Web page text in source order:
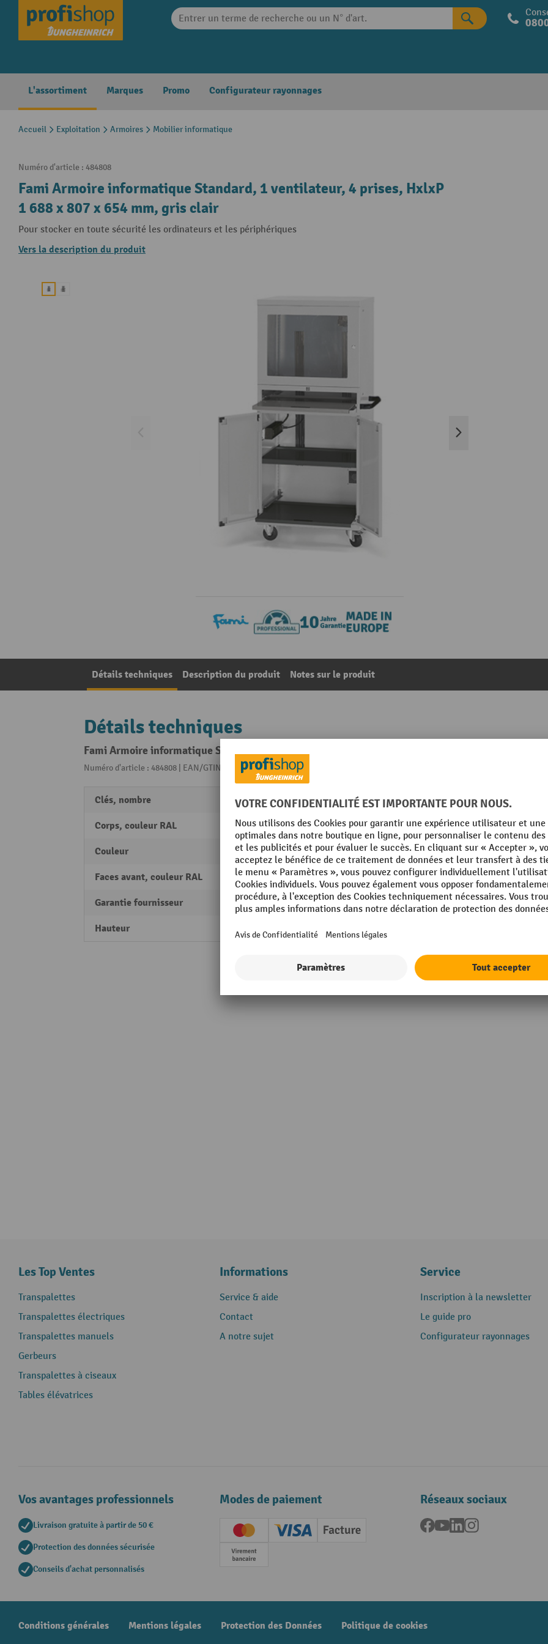
Skip to main navigation
L'assortiment Marques Promo Configurateur rayonnages
Accueil Exploitation Armoires Mobilier informatique
Numéro d'article : 484808
Fami Armoire informatique Standard, 1 ventilateur, 4 prises, HxlxP
1 688 x 807 x 654 mm, gris clair
Pour stocker en toute sécurité les ordinateurs et les périphériques
Vers la description du produit
Détails techniques Description du produit Notes sur le produit
Détails techniques
Fami Armoire informatique Standard, 1 ventilateur, 4 prises, HxlxP 1 688 x 807 x 654 mm, gris
Numéro d'article : 484808 | EAN/GTIN: 8057711397853De la catégorie :
Clés, nombre 2
Corps, couleur RAL RAL 7035 gris clair
Couleur gris clair
Faces avant, couleur RAL RAL 7035 gris clair
Garantie fournisseur 10
Hauteur
Marque
Matériau
Poids propre
Profondeur
Rubrique
Afficher tous les détails techniques
Les Top Ventes
Transpalettes
Transpalettes électriques
Transpalettes manuels
Gerbeurs
Transpalettes à ciseaux
Tables élévatrices
Informations
Service & aide
Contact
A notre sujet
Service
Inscription à la newsletter
Le guide pro
Configurateur rayonnages
Vos avantages professionnels
Livraison gratuite à partir de 50 €
Protection des données sécurisée
Conseils d'achat personnalisés
Modes de paiement
Creditcard (Master)Creditcard (Visa)
Facture
Paiement anticipé
Réseaux sociaux
Facebook
YouTubeLinkedInInstagram
Conditions générales Mentions légales Protection des Données Politique de cookies